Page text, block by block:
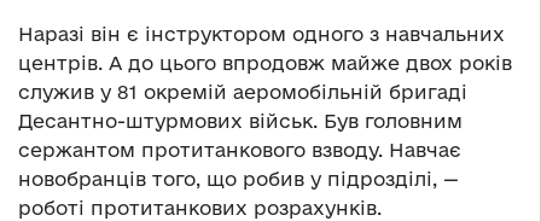
Наразі він є інструктором одного з навчальних
центрів. А до цього впродовж майже двох років
служив у 81 окремій аеромобільній бригаді
Десантно-штурмових військ. Був головним
сержантом протитанкового взводу. Навчає
новобранців того, що робив у підрозділі, —
роботі протитанкових розрахунків.